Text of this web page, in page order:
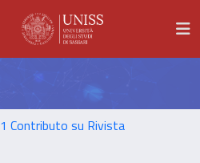
1 Contributo su Rivista